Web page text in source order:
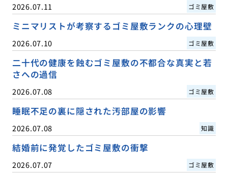
2026.07.11 ゴミ屋敷
ミニマリストが考察するゴミ屋敷ランクの心理壁
2026.07.10 ゴミ屋敷
二十代の健康を蝕むゴミ屋敷の不都合な真実と若
さへの過信
2026.07.08 ゴミ屋敷
睡眠不足の裏に隠された汚部屋の影響
2026.07.08 知識
結婚前に発覚したゴミ屋敷の衝撃
2026.07.07 ゴミ屋敷